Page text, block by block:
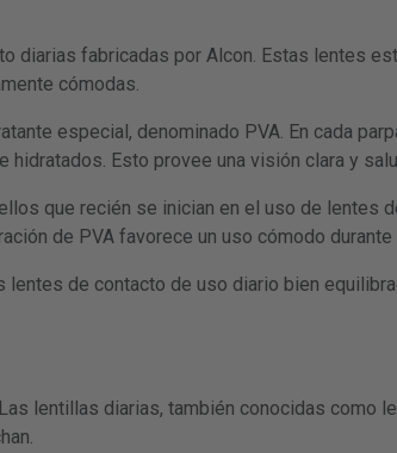
diarias fabricadas por Alcon. Estas lentes
cómodas.
especial, denominado PVA. En cada
Esto provee una visión clara y
que recién se inician en el uso de lentes
de PVA favorece un uso cómodo durante
lentes de contacto de uso diario bien
lentillas diarias, también conocidas como